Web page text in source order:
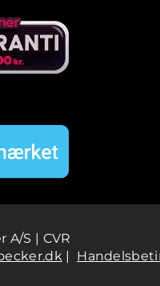
A/S | CVR
|